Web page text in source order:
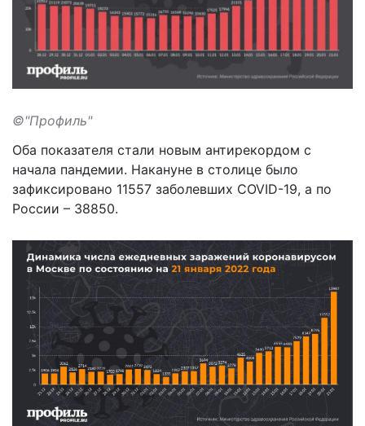
©"Профиль"
Оба показателя стали новым антирекордом с
начала пандемии. Накануне в столице было
зафиксировано 11557 заболевших COVID-19, а по
России – 38850.